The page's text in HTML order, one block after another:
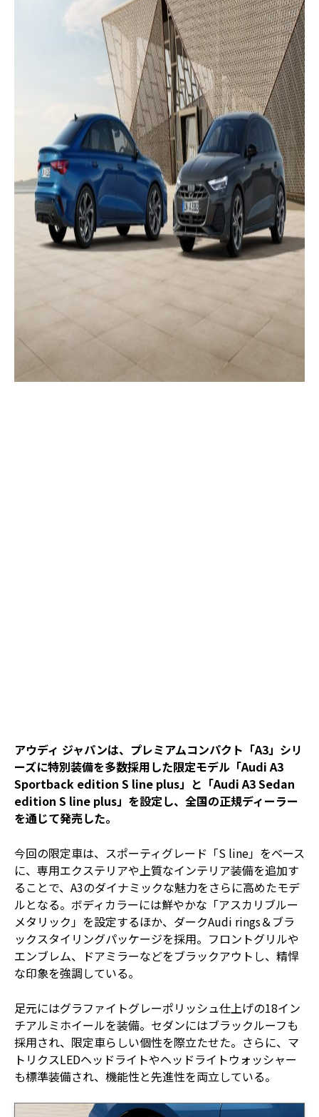
アウディ ジャパンは、プレミアムコンパクト「A3」シリ
ーズに特別装備を多数採用した限定モデル「Audi A3
Sportback edition S line plus」と「Audi A3 Sedan
edition S line plus」を設定し、全国の正規ディーラー
を通じて発売した。
今回の限定車は、スポーティグレード「S line」をベース
に、専用エクステリアや上質なインテリア装備を追加す
ることで、A3のダイナミックな魅力をさらに高めたモデ
ルとなる。ボディカラーには鮮やかな「アスカリブルー
メタリック」を設定するほか、ダークAudi rings＆ブラ
ックスタイリングパッケージを採用。フロントグリルや
エンブレム、ドアミラーなどをブラックアウトし、精悍
な印象を強調している。
足元にはグラファイトグレーポリッシュ仕上げの18イン
チアルミホイールを装備。セダンにはブラックルーフも
採用され、限定車らしい個性を際立たせた。さらに、マ
トリクスLEDヘッドライトやヘッドライトウォッシャー
も標準装備され、機能性と先進性を両立している。